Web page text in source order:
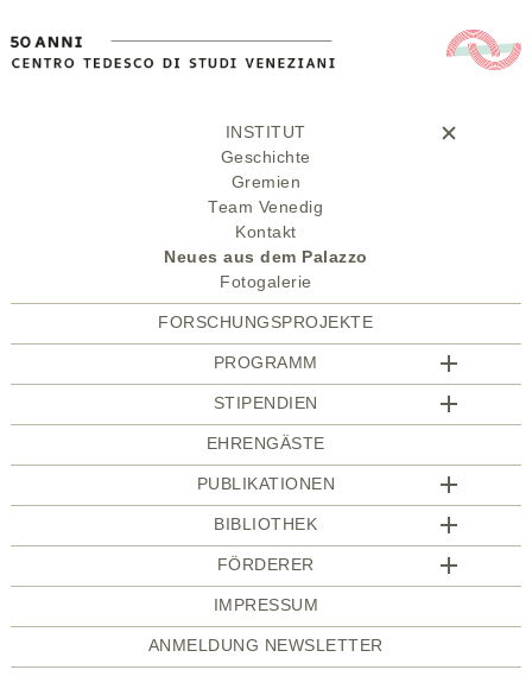
INSTITUT
Geschichte
Gremien
Team Venedig
Kontakt
Neues aus dem Palazzo
Fotogalerie
FORSCHUNGSPROJEKTE
PROGRAMM
STIPENDIEN
EHRENGÄSTE
PUBLIKATIONEN
BIBLIOTHEK
FÖRDERER
IMPRESSUM
ANMELDUNG NEWSLETTER